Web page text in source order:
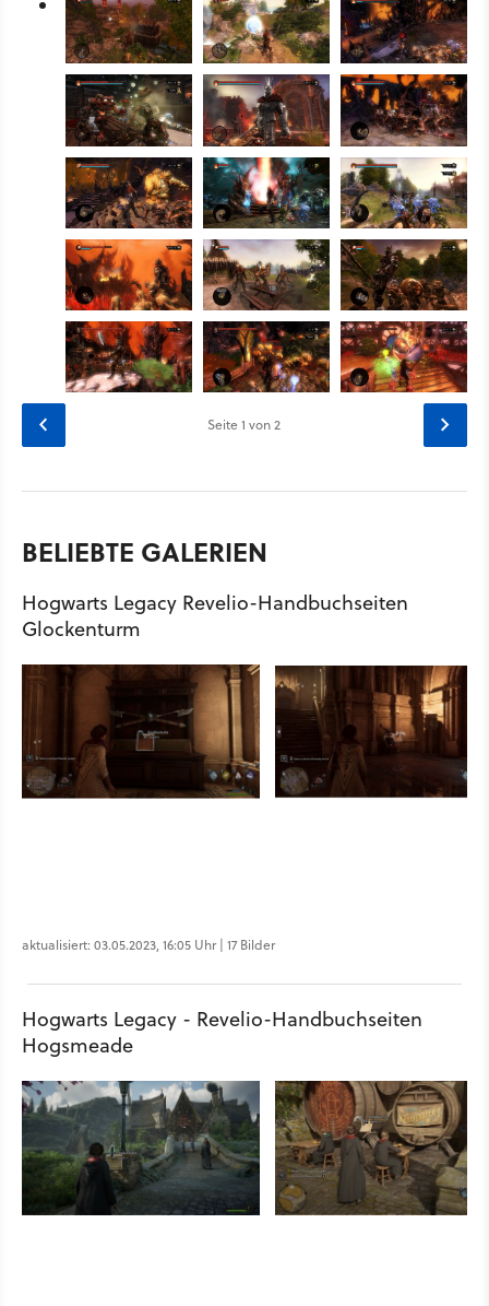
Seite1 von 2
BELIEBTE GALERIEN
Hogwarts Legacy Revelio-Handbuchseiten
Glockenturm
aktualisiert: 03.05.2023, 16:05 Uhr | 17 Bilder
Hogwarts Legacy - Revelio-Handbuchseiten
Hogsmeade